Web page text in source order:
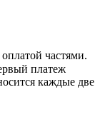
частями.
платеж
каждые две